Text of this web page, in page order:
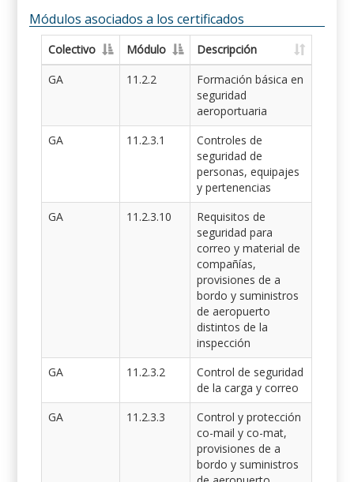
Módulos asociados a los certificados
Colectivo Módulo
Descripción
GA
11.2.2
Formación básica en
seguridad
aeroportuaria
GA
11.2.3.1
Controles de
seguridad de
personas, equipajes
y pertenencias
GA
11.2.3.10
Requisitos de
seguridad para
correo y material de
compañías,
provisiones de a
bordo y suministros
de aeropuerto
distintos de la
inspección
GA
11.2.3.2
Control de seguridad
de la carga y correo
GA
11.2.3.3
Control y protección
co-mail y co-mat,
provisiones de a
bordo y suministros